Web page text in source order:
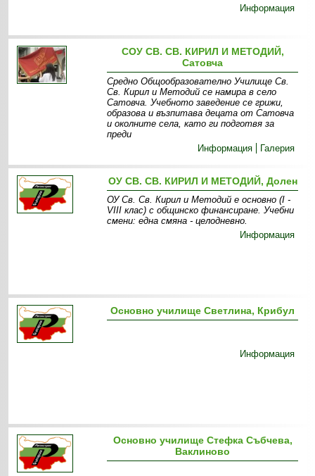
Информация
СОУ СВ. СВ. КИРИЛ И МЕТОДИЙ,
Сатовча
Средно Общообразователно Училище Св.
Св. Кирил и Методий се намира в село
Сатовча. Учебното заведение се грижи,
образова и възпитава децата от Сатовча
и околните села, като ги подготвя за
преди
Информация
Галерия
ОУ СВ. СВ. КИРИЛ И МЕТОДИЙ, Долен
ОУ Св. Св. Кирил и Методий е основно (І -
VІІІ клас) с общинско финансиране. Учебни
смени: една смяна - целодневно.
Информация
Основно училище Светлина, Крибул
Информация
Основно училище Стефка Събчева,
Ваклиново